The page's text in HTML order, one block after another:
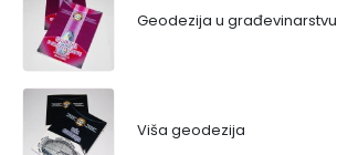
Geodezija u građevinarstvu
Viša geodezija